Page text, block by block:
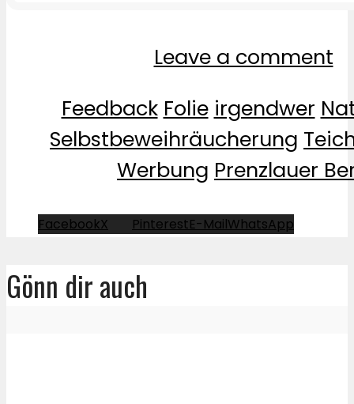
Leave a comment
Feedback Folie irgendwer
Selbstbeweihräucherung
Werbung Prenzlauer
FacebookX PinterestE-MailWhatsApp
Gönn dir auch